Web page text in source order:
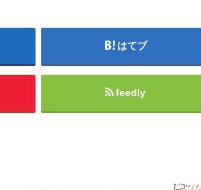
はてブ
feedly